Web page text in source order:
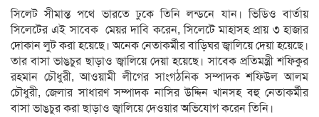
সিলেট সীমান্ত পথে ভারতে ঢুকে তিনি লন্ডনে যান। ভিডিও বার্তায়
সিলেটের এই সাবেক মেয়র দাবি করেন, সিলেটে মাহাসহ প্রায় ৩ হাজার
দোকান লুট করা হয়েছে। অনেক নেতাকর্মীর বাড়িঘর জ্বালিয়ে দেয়া হয়েছে।
তার বাসা ভাঙচুর ছাড়াও জ্বালিয়ে দেয়া হয়েছে। সাবেক প্রতিমন্ত্রী শফিকুর
রহমান চৌধুরী, আওয়ামী লীগের সাংগঠনিক সম্পাদক শফিউল আলম
চৌধুরী, জেলার সাধারণ সম্পাদক নাসির উদ্দিন খানসহ বহু নেতাকর্মীর
বাসা ভাঙচুর করা ছাড়াও জ্বালিয়ে দেওয়ার অভিযোগ করেন তিনি।